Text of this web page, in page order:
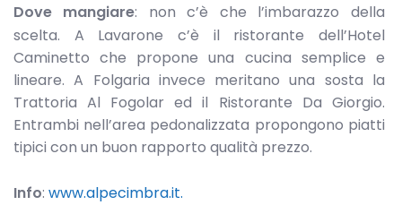
Dove mangiare: non c’è che l’imbarazzo della
scelta. A Lavarone c’è il ristorante dell’Hotel
Caminetto che propone una cucina semplice e
lineare. A Folgaria invece meritano una sosta la
Trattoria Al Fogolar ed il Ristorante Da Giorgio.
Entrambi nell’area pedonalizzata propongono piatti
tipici con un buon rapporto qualità prezzo.
Info: www.alpecimbra.it.